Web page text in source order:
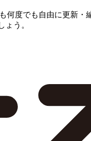
何度でも自由に更新・
ょう。